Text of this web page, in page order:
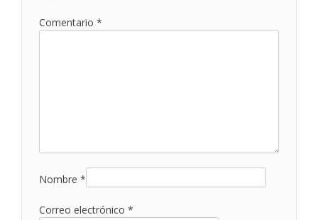
Comentario *
Nombre *
Correo electrónico *